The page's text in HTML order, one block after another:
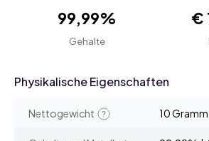
99,99%
Gehalte
€
Physikalische Eigenschaften
Nettogewicht 10 Gramm